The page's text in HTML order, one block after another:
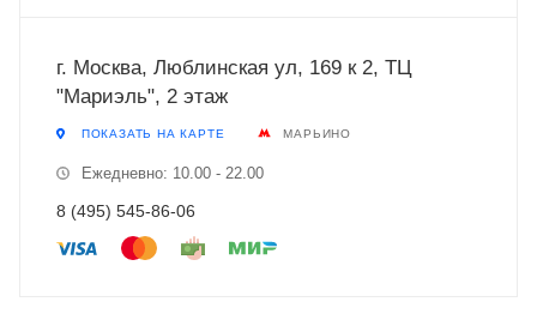
г. Москва, Люблинская ул, 169 к 2, ТЦ
"Мариэль", 2 этаж
ПОКАЗАТЬ НА КАРТЕ МАРЬИНО
Ежедневно: 10.00 - 22.00
8 (495) 545-86-06